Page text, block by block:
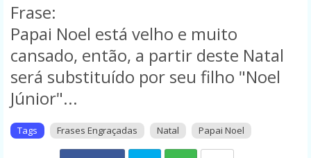
Frase:
Papai Noel está velho e muito
cansado, então, a partir deste Natal
será substituído por seu filho "Noel
Júnior"...
Tags Frases Engraçadas Natal Papai Noel